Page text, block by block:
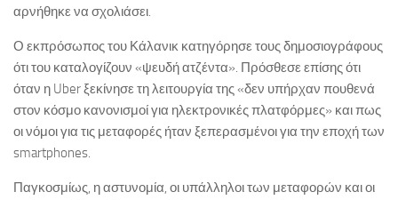
αρνήθηκε να σχολιάσει.
Ο εκπρόσωπος του Κάλανικ κατηγόρησε τους δημοσιογράφους
ότι του καταλογίζουν «ψευδή ατζέντα». Πρόσθεσε επίσης ότι
όταν η Uber ξεκίνησε τη λειτουργία της «δεν υπήρχαν πουθενά
στον κόσμο κανονισμοί για ηλεκτρονικές πλατφόρμες» και πως
οι νόμοι για τις μεταφορές ήταν ξεπερασμένοι για την εποχή των
smartphones.
Παγκοσμίως, η αστυνομία, οι υπάλληλοι των μεταφορών και οι